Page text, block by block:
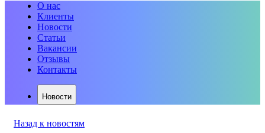
О нас
Клиенты
Новости
Статьи
Вакансии
Отзывы
Контакты
Новости
Назад к новостям